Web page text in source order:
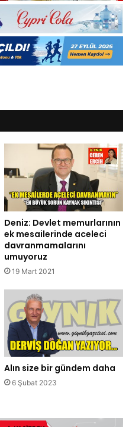
Deniz: Devlet memurlarının
ek mesailerinde aceleci
davranmamalarını
umuyoruz
19 Mart 2021
Alın size bir gündem daha
6 Şubat 2023